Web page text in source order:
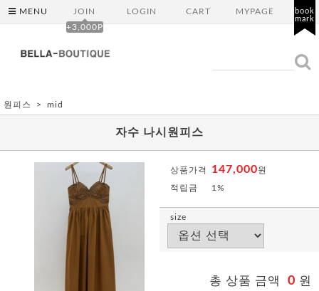
MENU
JOIN
+3,000P
LOGIN CART MYPAGE
book
mark
원피스 mid
자수 나시원피스
상품가격 147,000원
적립금 1%
size
총 상품 금액 0 원